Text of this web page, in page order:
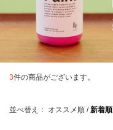
3件の商品がございます。
並べ替え： オススメ順 /新着順